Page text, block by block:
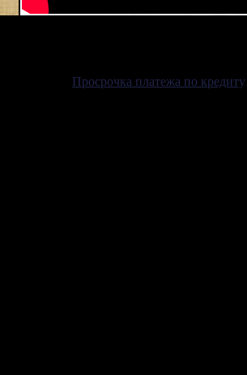
Просрочка платежа по кредиту